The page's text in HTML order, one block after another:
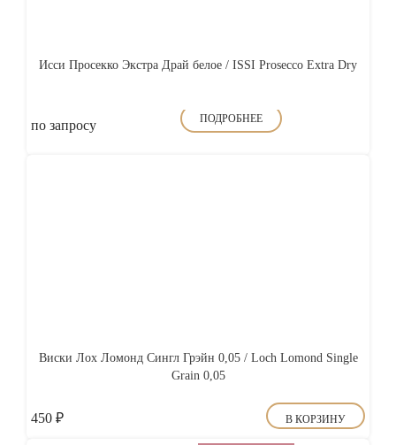
Исси Просекко Экстра Драй белое / ISSI Prosecco Extra Dry
по запросу ПОДРОБНЕЕ
Виски Лох Ломонд Сингл Грэйн 0,05 / Loch Lomond Single
Grain 0,05
450 ₽ В КОРЗИНУ